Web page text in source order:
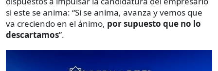
si este se anima: “Si se anima, avanza y vemos que
va creciendo en el ánimo, por supuesto que no lo
descartamos”.